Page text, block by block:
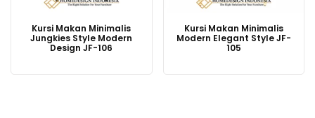
Kursi Makan Minimalis
Jungkies Style Modern
Design JF-106
Kursi Makan Minimalis
Modern Elegant Style JF-
105